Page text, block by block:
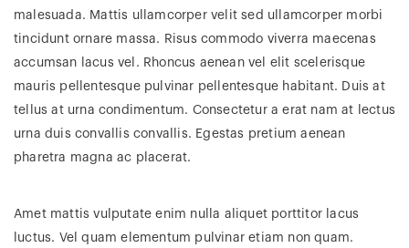
malesuada. Mattis ullamcorper velit sed ullamcorper morbi
tincidunt ornare massa. Risus commodo viverra maecenas
accumsan lacus vel. Rhoncus aenean vel elit scelerisque
mauris pellentesque pulvinar pellentesque habitant. Duis at
tellus at urna condimentum. Consectetur a erat nam at lectus
urna duis convallis convallis. Egestas pretium aenean
pharetra magna ac placerat.
Amet mattis vulputate enim nulla aliquet porttitor lacus
luctus. Vel quam elementum pulvinar etiam non quam.